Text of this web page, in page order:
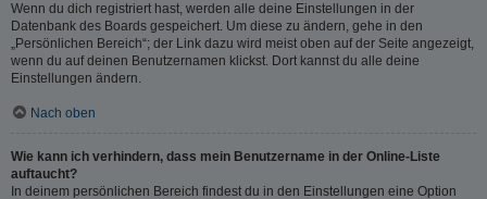
Wenn du dich registriert hast, werden alle deine Einstellungen in der
Datenbank des Boards gespeichert. Um diese zu ändern, gehe in den
„Persönlichen Bereich“; der Link dazu wird meist oben auf der Seite angezeigt,
wenn du auf deinen Benutzernamen klickst. Dort kannst du alle deine
Einstellungen ändern.
Nach oben
Wie kann ich verhindern, dass mein Benutzername in der Online-Liste
auftaucht?
In deinem persönlichen Bereich findest du in den Einstellungen eine Option